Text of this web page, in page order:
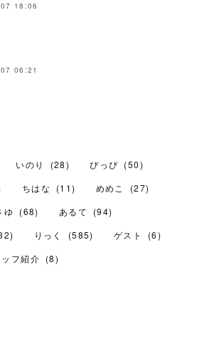
18:06
06:21
いのり (28) ぴっぴ (50)
ちはな (11) めめこ (27)
ゆ (68) あるて (94)
) りっく (585) ゲスト (6)
ッフ紹介 (8)